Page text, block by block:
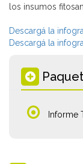
los insumos
Descargá la
Descargá la
Informe